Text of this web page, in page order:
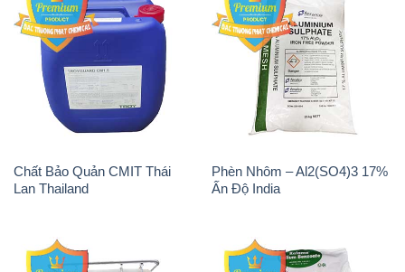
Chất Bảo Quản CMIT Thái
Lan Thailand
Phèn Nhôm – Al2(SO4)3 17%
Ấn Độ India